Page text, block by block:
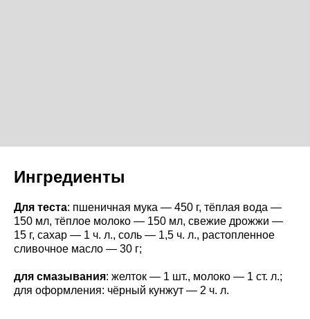
Ингредиенты
Для теста: пшеничная мука — 450 г, тёплая вода —
150 мл, тёплое молоко — 150 мл, свежие дрожжи —
15 г, сахар — 1 ч. л., соль — 1,5 ч. л., растопленное
сливочное масло — 30 г;
для смазывания: желток — 1 шт., молоко — 1 ст. л.;
для оформления: чёрный кунжут — 2 ч. л.